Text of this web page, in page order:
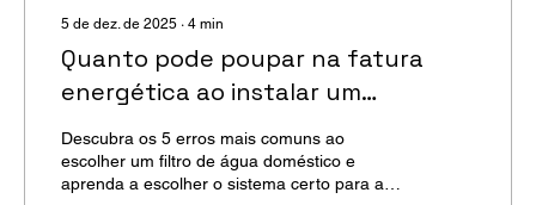
5 de dez. de 2025 ∙ 4 min
Quanto pode poupar na fatura
energética ao instalar um
descalcificador?
Descubra os 5 erros mais comuns ao
escolher um filtro de água doméstico e
aprenda a escolher o sistema certo para a